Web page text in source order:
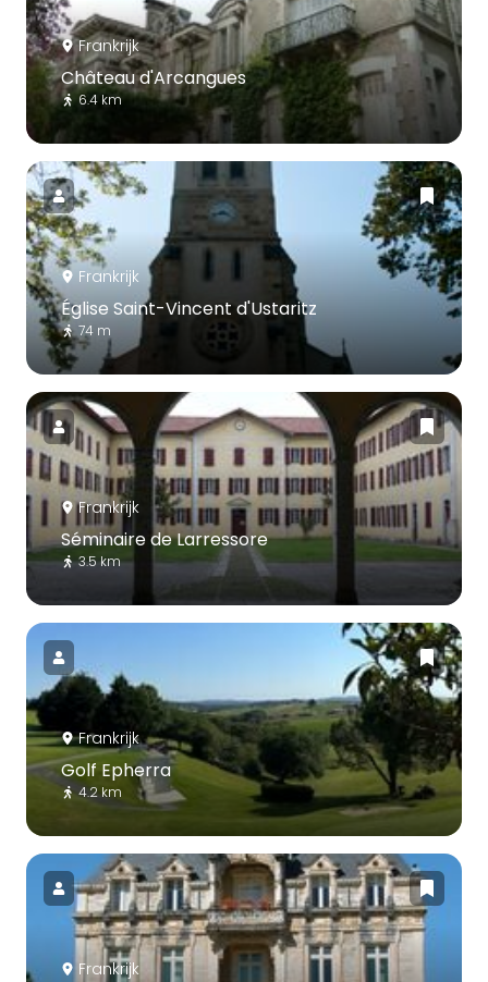
Frankrijk
Château d'Arcangues
6.4 km
Frankrijk
Église Saint-Vincent d'Ustaritz
74 m
Frankrijk
Séminaire de Larressore
3.5 km
Frankrijk
Golf Epherra
4.2 km
Frankrijk